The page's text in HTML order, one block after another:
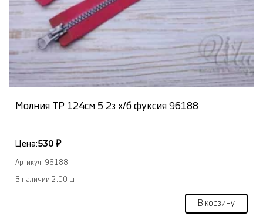
Молния ТР 124см 5 2з х/б фуксия 96188
Цена:530 ₽
Артикул: 96188
В наличии 2.00 шт
В корзину